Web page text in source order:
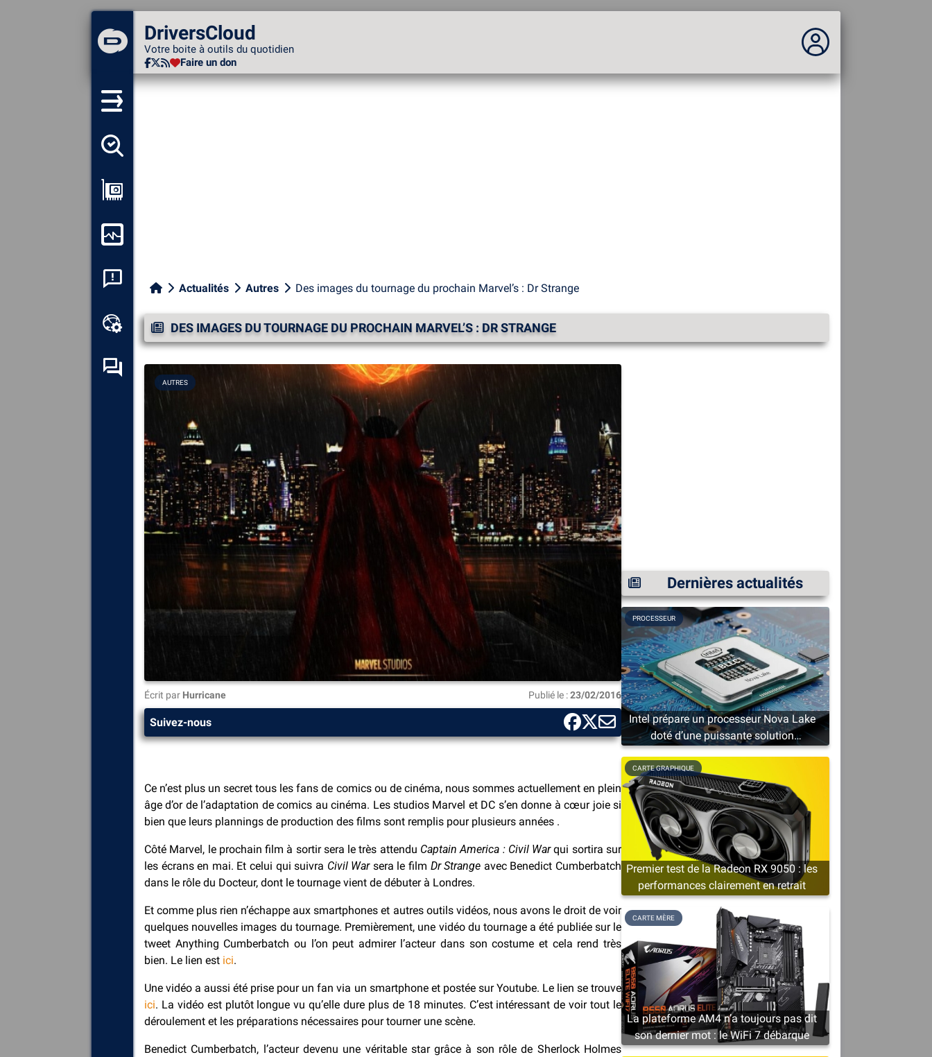
DriversCloud
Votre boite à outils du quotidien
Faire un don
Vous n'êtes pas connecté...
DriversCloud
Votre boite à outils du
quotidien
Faire un don
Boîte à outils en ligne
Forum d’entraide
Explorez
tous les composants,
périphériques et logiciels
installés sur votre ordinateur.
Diagnostiquezet réparez
toutes les causes provoquant
des plantages (écrans bleus).
Détectez et téléchargez tous
les pilotes manquants ou non
mis à jour sur votre système.
Actualités Autres Des images du tournage du prochain Marvel’s : Dr Strange
DES IMAGES DU TOURNAGE DU PROCHAIN MARVEL’S : DR STRANGE
AUTRES
Écrit par Hurricane Publié le :23/02/2016
Suivez-nous
Ce n’est plus un secret tous les fans de comics ou de cinéma, nous sommes actuellement en plein
âge d’or de l’adaptation de comics au cinéma. Les studios Marvel et DC s’en donne à cœur joie si
bien que leurs plannings de production des films sont remplis pour plusieurs années .
Côté Marvel, le prochain film à sortir sera le très attendu Captain America : Civil Warqui sortira sur
les écrans en mai. Et celui qui suivra Civil Warsera le film Dr Strange avec Benedict Cumberbatch
dans le rôle du Docteur, dont le tournage vient de débuter à Londres.
Et comme plus rien n’échappe aux smartphones et autres outils vidéos, nous avons le droit de voir
quelques nouvelles images du tournage. Premièrement, une vidéo du tournage a été publiée sur le
tweet Anything Cumberbatch ou l’on peut admirer l’acteur dans son costume et cela rend très
bien. Le lien est ici.
Une vidéo a aussi été prise pour un fan via un smartphone et postée sur Youtube. Le lien se trouve
ici. La vidéo est plutôt longue vu qu’elle dure plus de 18 minutes. C’est intéressant de voir tout le
déroulement et les préparations nécessaires pour tourner une scène.
Benedict Cumberbatch, l’acteur devenu une véritable star grâce à son rôle de Sherlock Holmes
Dernières actualités
Intel prépare un processeur Nova Lake
doté d’une puissante solution
graphique
PROCESSEUR
Premier test de la Radeon RX 9050 : les
performances clairement en retrait
CARTE GRAPHIQUE
La plateforme AM4 n’a toujours pas dit
son dernier mot : le WiFi 7 débarque
CARTE MÈRE